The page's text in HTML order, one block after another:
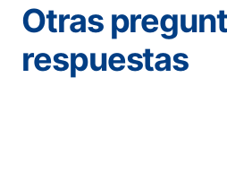
Otras
respuestas